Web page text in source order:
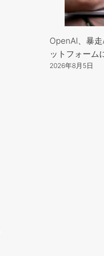
OpenAI、暴
ットフォーム
2026年8月5日